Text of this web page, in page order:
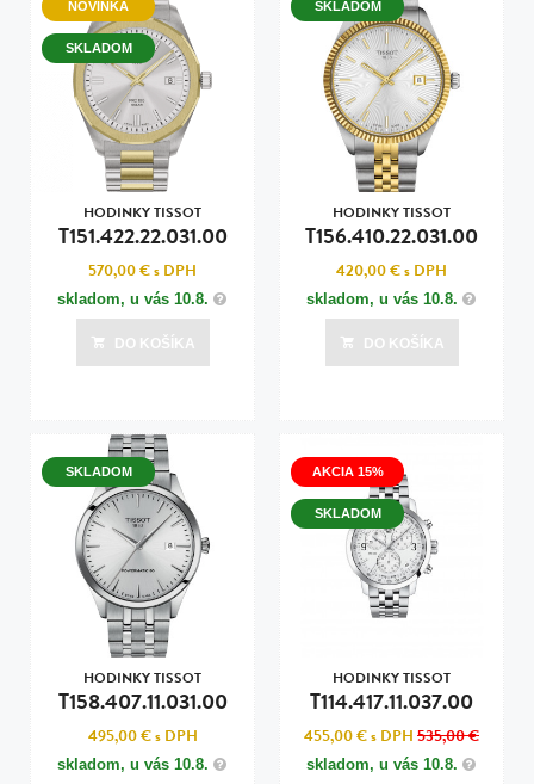
NOVINKA
SKLADOM
HODINKY TISSOT
T151.422.22.031.00
570,00 €s DPH
skladom, u vás 10.8.
DO KOŠÍKA
SKLADOM
HODINKY TISSOT
T156.410.22.031.00
420,00 €s DPH
skladom, u vás 10.8.
DO KOŠÍKA
SKLADOM
HODINKY TISSOT
T158.407.11.031.00
495,00 €s DPH
skladom, u vás 10.8.
AKCIA 15%
SKLADOM
HODINKY TISSOT
T114.417.11.037.00
455,00 €s DPH 535,00 €
skladom, u vás 10.8.